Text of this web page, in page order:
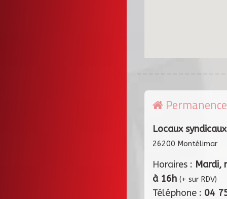
Locaux
26200 Montélimar
Horaires : Mardi,
à 16h (+ sur RDV)
Téléphone : 04